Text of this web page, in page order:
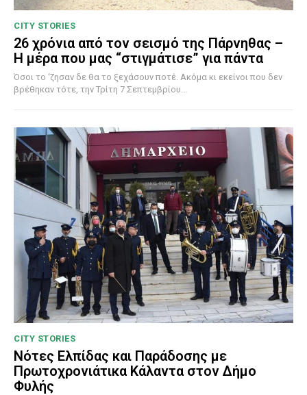
CITY STORIES
26 χρόνια από τον σεισμό της Πάρνηθας –
Η μέρα που μας “στιγμάτισε” για πάντα
Όσοι το ‘ζησαν δε θα το ξεχάσουν ποτέ. Ακόμα κι εκείνοι που δεν
βρέθηκαν τότε, την Τρίτη 7 Σεπτεμβρίου...
CITY STORIES
Νότες Ελπίδας και Παράδοσης με
Πρωτοχρονιάτικα Κάλαντα στον Δήμο
Φυλής